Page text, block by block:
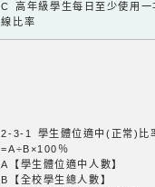
C 高年級學生每日至少使用一
線比率
2-3-1 學生體位適中(正常)比
=A÷B×100％
A【學生體位適中人數】
B【全校學生總人數】